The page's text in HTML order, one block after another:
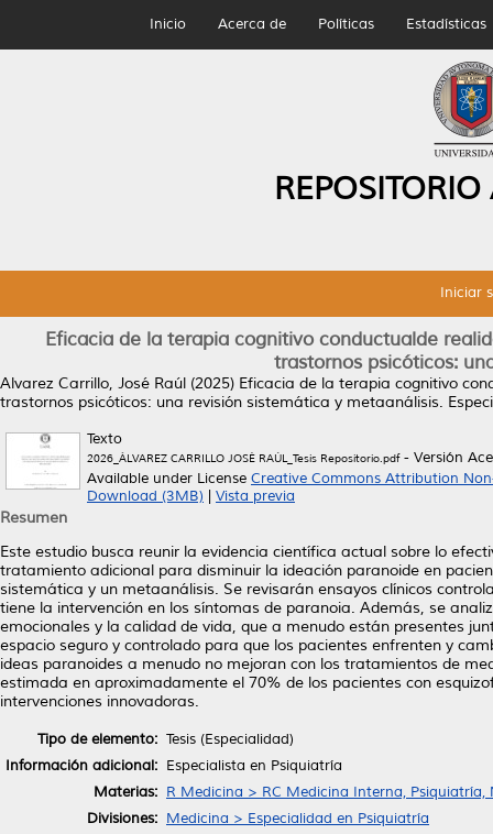
Inicio Acerca de Políticas Estadísticas
Iniciar
Eficacia de la terapia cognitivo conductualde
trastornos psicóticos:
Alvarez Carrillo, José Raúl (2025) Eficacia de la terapia cognitivo
trastornos psicóticos: una revisión sistemática y metaanálisis.
Texto
2026_ÁLVAREZ CARRILLO JOSÉ RAÚL_Tesis Repositorio.pdf- Versión
Available under License Creative Commons Attribution
Download (3MB)
Vista previa
Resumen
Este estudio busca reunir la evidencia científica actual sobre lo
tratamiento adicional para disminuir la ideación paranoide en
sistemática y un metaanálisis. Se revisarán ensayos clínicos
tiene la intervención en los síntomas de paranoia. Además, se
emocionales y la calidad de vida, que a menudo están presentes
espacio seguro y controlado para que los pacientes enfrenten y
ideas paranoides a menudo no mejoran con los tratamientos de
estimada en aproximadamente el 70% de los pacientes con
intervenciones innovadoras.
Tipo de elemento: Tesis (Especialidad)
Información adicional: Especialista en Psiquiatría
Materias: R Medicina > RC Medicina Interna, Psiquiatría,
Divisiones: Medicina > Especialidad en Psiquiatría